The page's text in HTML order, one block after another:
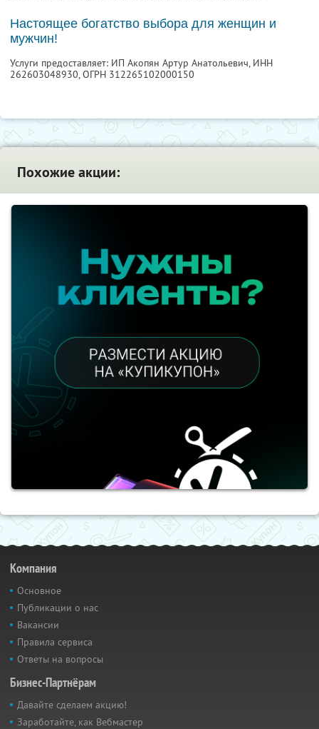
Настоящее богатство выбора для женщин и
мужчин!
Услуги предоставляет: ИП Акопян Артур Анатольевич, ИНН
262603048930, ОГРН 312265102000150
Похожие акции:
Компания
Основное
Публикации о нас
Вакансии
Правила сервиса
Ответы на вопросы
Бизнес-Партнёрам
Давайте сделаем акцию!
Заработайте, как Вебмастер